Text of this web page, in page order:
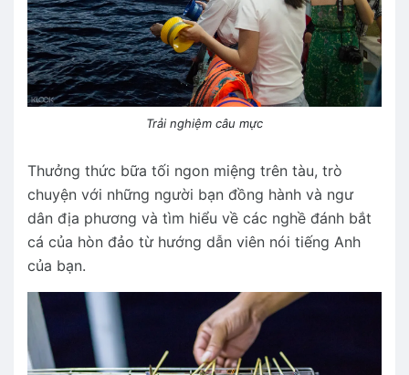
Trải nghiệm câu mực
Thưởng thức bữa tối ngon miệng trên tàu, trò
chuyện với những người bạn đồng hành và ngư
dân địa phương và tìm hiểu về các nghề đánh bắt
cá của hòn đảo từ hướng dẫn viên nói tiếng Anh
của bạn.